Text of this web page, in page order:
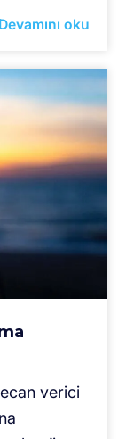
Devamını oku
verici